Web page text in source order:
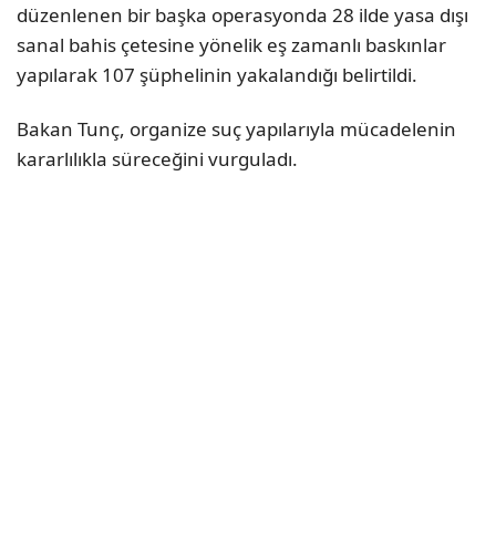
düzenlenen bir başka operasyonda 28 ilde yasa dışı
sanal bahis çetesine yönelik eş zamanlı baskınlar
yapılarak 107 şüphelinin yakalandığı belirtildi.
Bakan Tunç, organize suç yapılarıyla mücadelenin
kararlılıkla süreceğini vurguladı.